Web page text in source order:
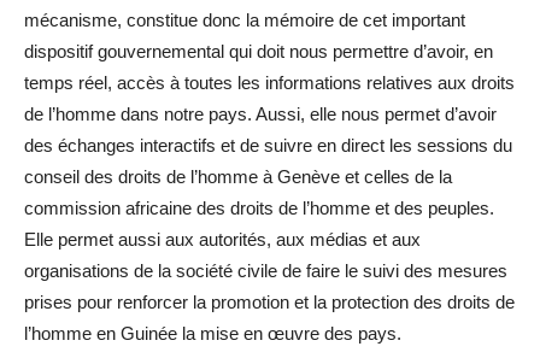
mécanisme, constitue donc la mémoire de cet important
dispositif gouvernemental qui doit nous permettre d’avoir, en
temps réel, accès à toutes les informations relatives aux droits
de l’homme dans notre pays. Aussi, elle nous permet d’avoir
des échanges interactifs et de suivre en direct les sessions du
conseil des droits de l’homme à Genève et celles de la
commission africaine des droits de l’homme et des peuples.
Elle permet aussi aux autorités, aux médias et aux
organisations de la société civile de faire le suivi des mesures
prises pour renforcer la promotion et la protection des droits de
l’homme en Guinée la mise en œuvre des pays.